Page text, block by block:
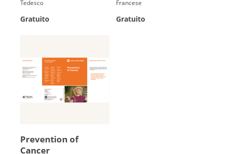
Tedesco
Gratuito
Francese
Gratuito
Prevention of
Cancer